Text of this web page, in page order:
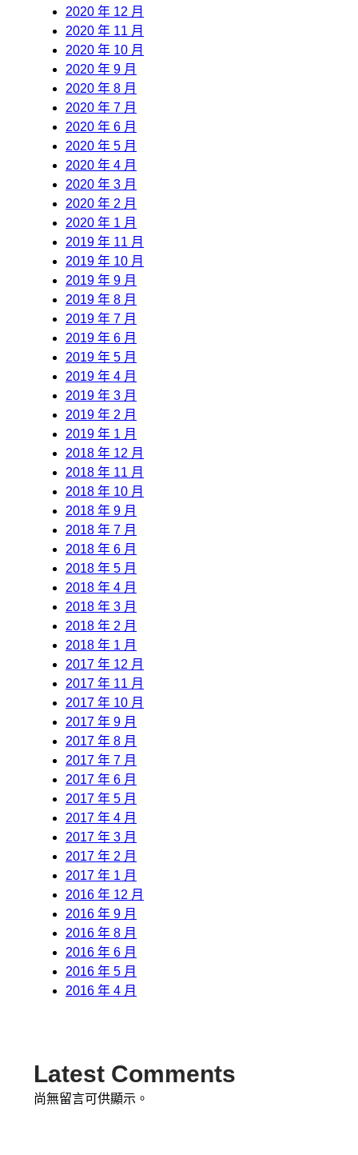
2020 年 12 月
2020 年 11 月
2020 年 10 月
2020 年 9 月
2020 年 8 月
2020 年 7 月
2020 年 6 月
2020 年 5 月
2020 年 4 月
2020 年 3 月
2020 年 2 月
2020 年 1 月
2019 年 11 月
2019 年 10 月
2019 年 9 月
2019 年 8 月
2019 年 7 月
2019 年 6 月
2019 年 5 月
2019 年 4 月
2019 年 3 月
2019 年 2 月
2019 年 1 月
2018 年 12 月
2018 年 11 月
2018 年 10 月
2018 年 9 月
2018 年 7 月
2018 年 6 月
2018 年 5 月
2018 年 4 月
2018 年 3 月
2018 年 2 月
2018 年 1 月
2017 年 12 月
2017 年 11 月
2017 年 10 月
2017 年 9 月
2017 年 8 月
2017 年 7 月
2017 年 6 月
2017 年 5 月
2017 年 4 月
2017 年 3 月
2017 年 2 月
2017 年 1 月
2016 年 12 月
2016 年 9 月
2016 年 8 月
2016 年 6 月
2016 年 5 月
2016 年 4 月
Latest Comments
尚無留言可供顯示。